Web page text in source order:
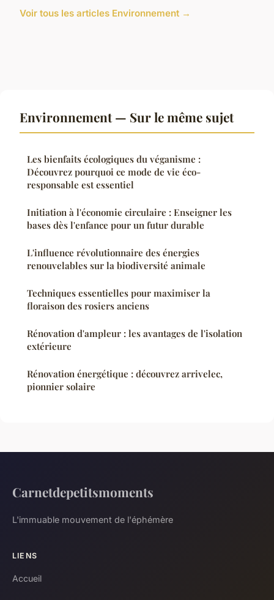
Voir tous les articles Environnement →
Environnement — Sur le même sujet
Les bienfaits écologiques du véganisme :
Découvrez pourquoi ce mode de vie éco-
responsable est essentiel
Initiation à l'économie circulaire : Enseigner les
bases dès l'enfance pour un futur durable
L'influence révolutionnaire des énergies
renouvelables sur la biodiversité animale
Techniques essentielles pour maximiser la
floraison des rosiers anciens
Rénovation d'ampleur : les avantages de l'isolation
extérieure
Rénovation énergétique : découvrez arrivelec,
pionnier solaire
Carnetdepetitsmoments
L'immuable mouvement de l'éphémère
LIENS
Accueil